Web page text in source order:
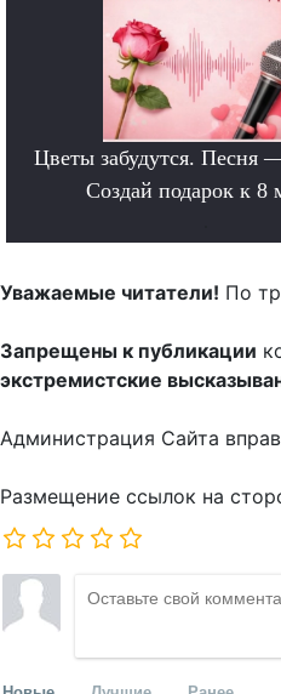
Цветы забудутся. Песня
Создай подарок к 8
Уважаемые читатели! По
Запрещены к публикации
экстремистские
Администрация Сайта
Размещение ссылок на